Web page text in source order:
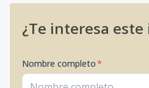
¿Te interesa
Nombre completo*